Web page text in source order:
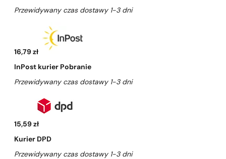
Przewidywany czas dostawy 1-3 dni
16,79 zł
InPost kurier Pobranie
Przewidywany czas dostawy 1-3 dni
15,59 zł
Kurier DPD
Przewidywany czas dostawy 1-3 dni